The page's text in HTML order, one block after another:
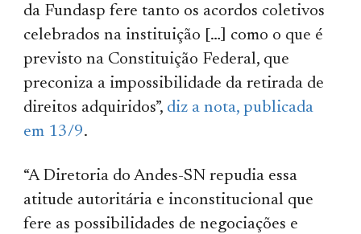
da Fundasp fere tanto os acordos coletivos
celebrados na instituição […] como o que é
previsto na Constituição Federal, que
preconiza a impossibilidade da retirada de
direitos adquiridos”, diz a nota, publicada
em 13/9.
“A Diretoria do Andes-SN repudia essa
atitude autoritária e inconstitucional que
fere as possibilidades de negociações e